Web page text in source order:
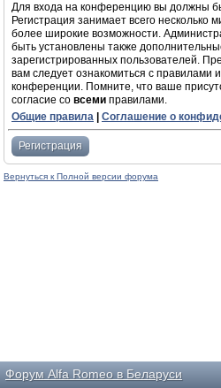
Для входа на конференцию вы должны
Регистрация занимает всего несколько
более широкие возможности.
быть установлены также
зарегистрированных пользователей.
вам следует ознакомиться с правилами
конференции. Помните, что ваше
согласие со всеми правилами.
Общие правила
Соглашение о
Регистрация
Вернуться к Полной версии форума
Форум Alfa Romeo в Беларуси